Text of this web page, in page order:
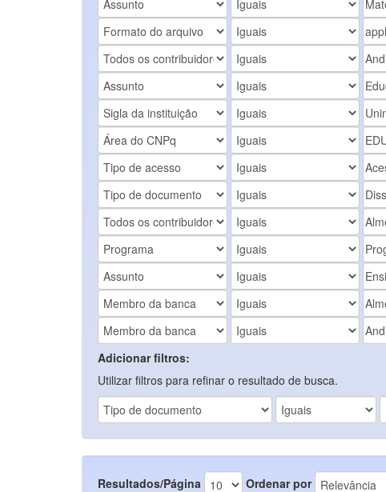
Adicionar filtros:
Utilizar filtros para refinar o resultado de busca.
Resultados/Página Ordenar por